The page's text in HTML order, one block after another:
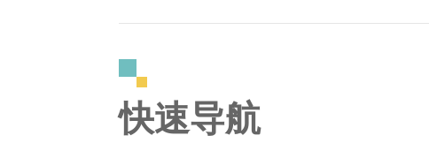
快速导航